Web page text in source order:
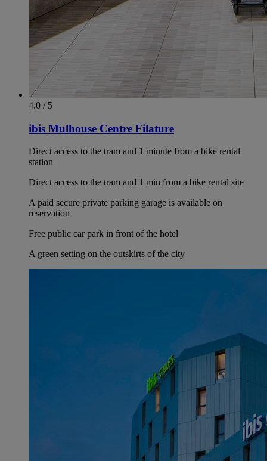
4.0 / 5
ibis Mulhouse Centre Filature
Direct access to the tram and 1 minute from a bike rental
station
Direct access to the tram and 1 min from a bike rental site
A paid secure private parking garage is available on
reservation
Free public car park in front of the hotel
A green setting on the outskirts of the city